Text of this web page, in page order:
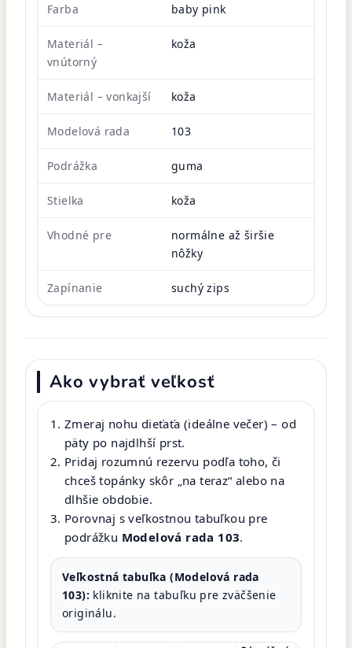
Farba baby pink
Materiál –
vnútorný
koža
Materiál – vonkajší koža
Modelová rada 103
Podrážka guma
Stielka koža
Vhodné pre
normálne až širšie
nôžky
Zapínanie suchý zips
Ako vybrať veľkosť
Zmeraj nohu dieťaťa (ideálne večer) – od
päty po najdlhší prst.
Pridaj rozumnú rezervu podľa toho, či
chceš topánky skôr „na teraz“ alebo na
dlhšie obdobie.
Porovnaj s veľkostnou tabuľkou pre
podrážku Modelová rada 103.
Veľkostná tabuľka (Modelová rada
103): kliknite na tabuľku pre zväčšenie
originálu.